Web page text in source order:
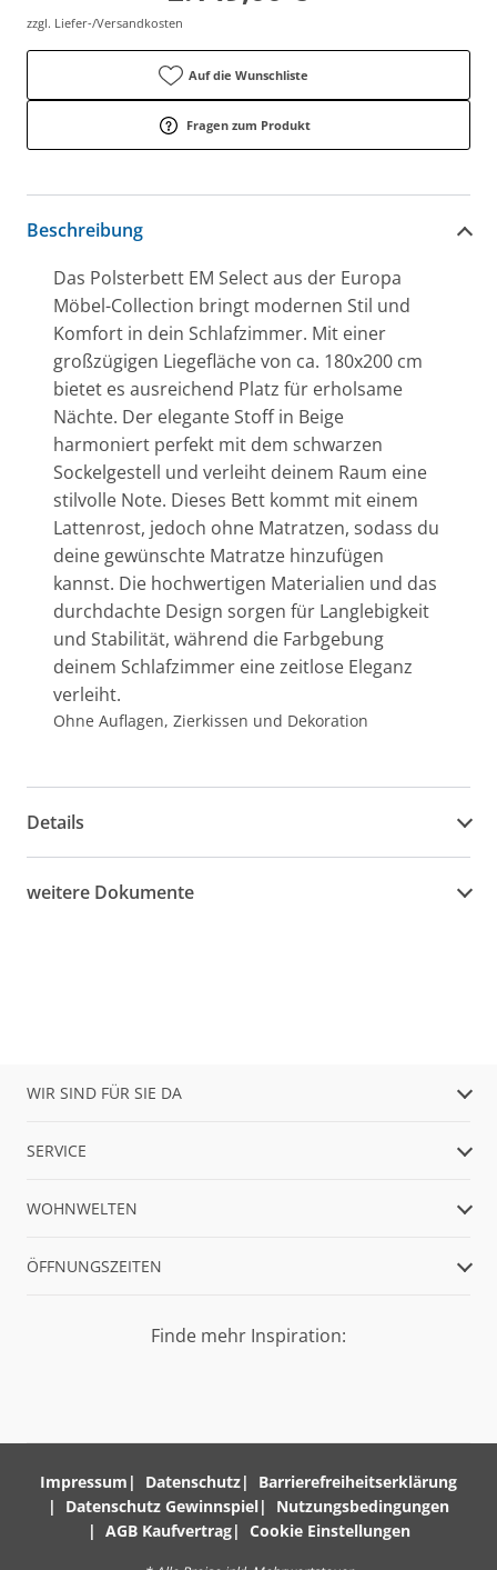
zzgl. Liefer-/Versandkosten
Auf die Wunschliste
Fragen zum Produkt
Beschreibung
Das Polsterbett EM Select aus der Europa
Möbel-Collection bringt modernen Stil und
Komfort in dein Schlafzimmer. Mit einer
großzügigen Liegefläche von ca. 180x200 cm
bietet es ausreichend Platz für erholsame
Nächte. Der elegante Stoff in Beige
harmoniert perfekt mit dem schwarzen
Sockelgestell und verleiht deinem Raum eine
stilvolle Note. Dieses Bett kommt mit einem
Lattenrost, jedoch ohne Matratzen, sodass du
deine gewünschte Matratze hinzufügen
kannst. Die hochwertigen Materialien und das
durchdachte Design sorgen für Langlebigkeit
und Stabilität, während die Farbgebung
deinem Schlafzimmer eine zeitlose Eleganz
verleiht.
Ohne Auflagen, Zierkissen und Dekoration
Details
weitere Dokumente
WIR SIND FÜR SIE DA
SERVICE
WOHNWELTEN
ÖFFNUNGSZEITEN
Finde mehr Inspiration:
Impressum Datenschutz
Barrierefreiheitserklärung
Datenschutz Gewinnspiel
Nutzungsbedingungen
AGB Kaufvertrag
Cookie Einstellungen